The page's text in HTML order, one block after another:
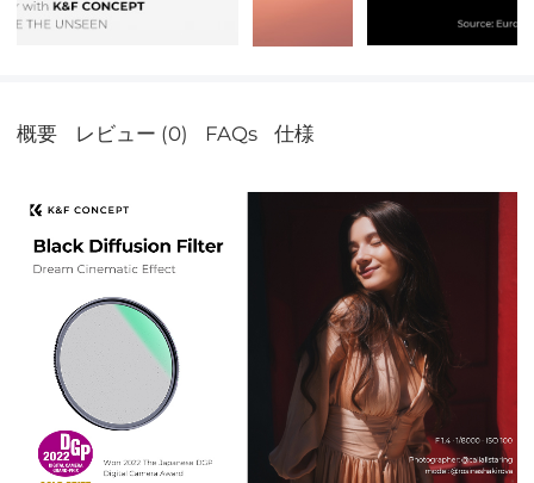
概要 レビュー (0) FAQs 仕様